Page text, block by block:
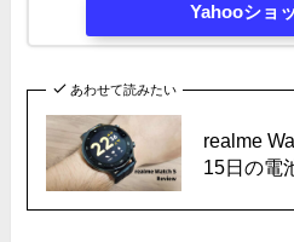
Yahooショ
あわせて読みたい
realme
15日の電